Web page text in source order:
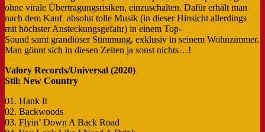
ohne virale Übertragungsrisiken, einzuschalten. Dafür erhält man
nach dem Kauf absolut tolle Musik (in dieser Hinsicht allerdings
mit höchster Ansteckungsgefahr) in einem Top-
Sound samt grandioser Stimmung, exklusiv in seinem Wohnzimmer.
Man gönnt sich in diesen Zeiten ja sonst nichts…!
Valory Records/Universal (2020)
Stil: New Country
01. Hank It
02. Backwoods
03. Flyin’ Down A Back Road